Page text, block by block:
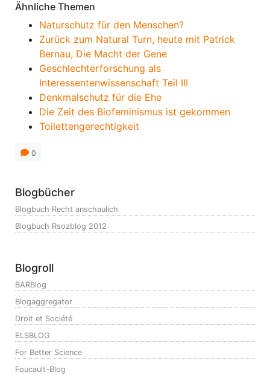
Ähnliche Themen
Naturschutz für den Menschen?
Zurück zum Natural Turn, heute mit Patrick
Bernau, Die Macht der Gene
Geschlechterforschung als
Interessentenwissenschaft Teil III
Denkmalschutz für die Ehe
Die Zeit des Biofeminismus ist gekommen
Toilettengerechtigkeit
0
Blogbücher
Blogbuch Recht anschaulich
Blogbuch Rsozblog 2012
Blogroll
BARBlog
Blogaggregator
Droit et Société
ELSBLOG
For Better Science
Foucault-Blog